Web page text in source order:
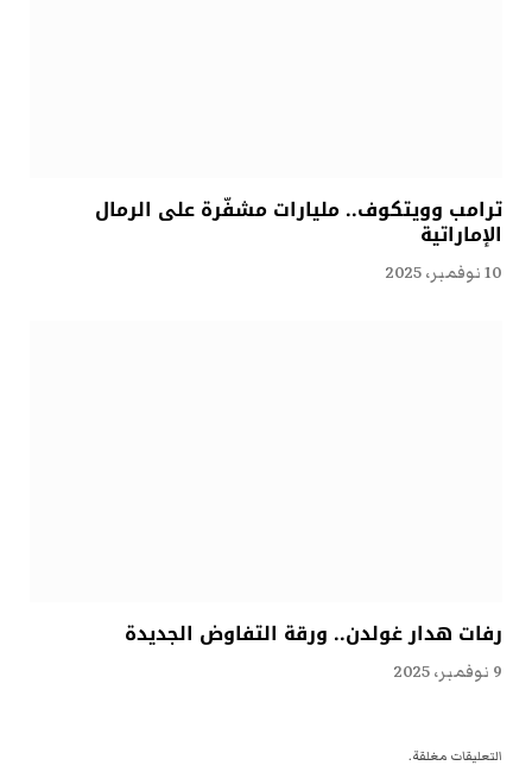
ترامب وويتكوف.. مليارات مشفّرة على الرمال
الإماراتية
10 نوفمبر، 2025
رفات هدار غولدن.. ورقة التفاوض الجديدة
9 نوفمبر، 2025
التعليقات مغلقة.